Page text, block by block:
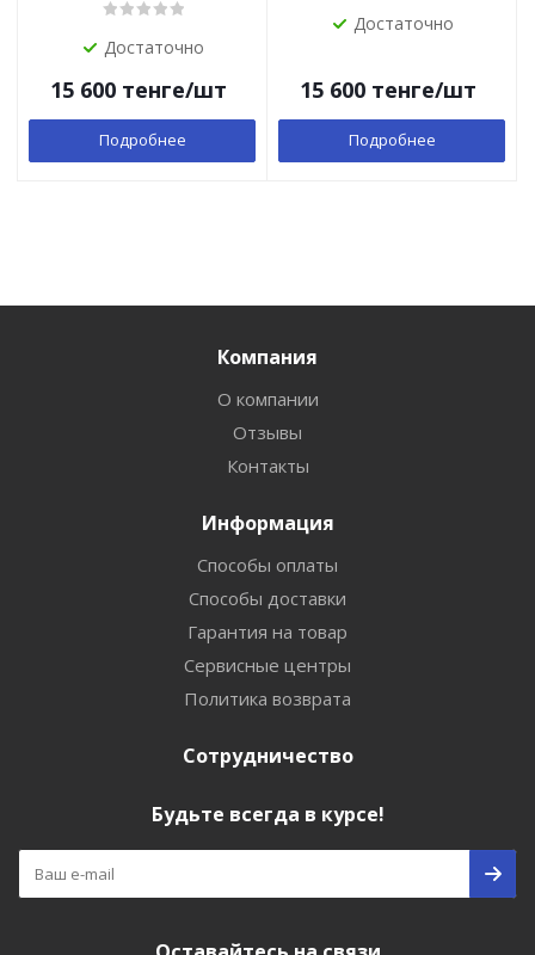
Достаточно
15 600тенге/шт
Подробнее
Достаточно
15 600тенге/шт
Подробнее
Компания
О компании
Отзывы
Контакты
Информация
Способы оплаты
Способы доставки
Гарантия на товар
Сервисные центры
Политика возврата
Сотрудничество
Будьте всегда в курсе!